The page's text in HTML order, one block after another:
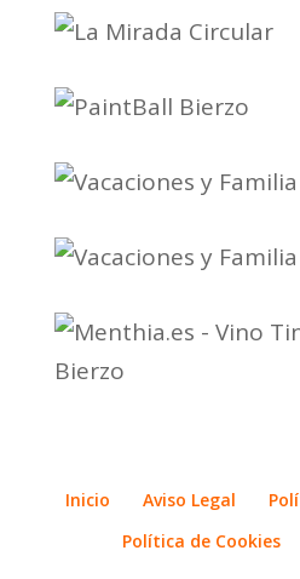
Inicio Aviso Legal
Política de Cookies